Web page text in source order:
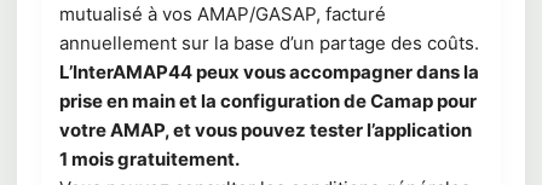
mutualisé à vos AMAP/GASAP, facturé
annuellement sur la base d’un partage des coûts.
L’InterAMAP44 peux vous accompagner dans la
prise en main et la configuration de Camap pour
votre AMAP, et vous pouvez tester l’application
1 mois gratuitement.